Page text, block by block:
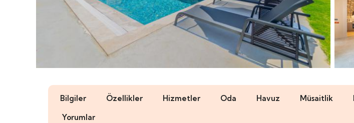
Bilgiler Özellikler Hizmetler Oda Havuz Müsaitlik
Yorumlar